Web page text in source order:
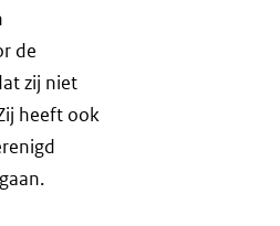
de
zij niet
heeft ook